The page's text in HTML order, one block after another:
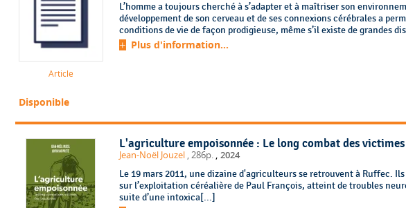
Article
L’homme a toujours cherché à s’adapter et à maîtriser son
développement de son cerveau et de ses connexions cérébrales a
conditions de vie de façon prodigieuse, même s’il existe de grandes
Plus d'information...
Disponible
L'agriculture empoisonnée : Le long combat des
Jean-Noël Jouzel , 286p. , 2024
Le 19 mars 2011, une dizaine d'agriculteurs se retrouvent à Ruffec.
sur l’exploitation céréalière de Paul François, atteint de troubles
suite d’une intoxica[...]